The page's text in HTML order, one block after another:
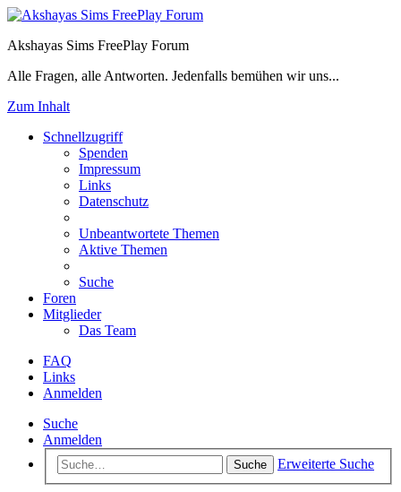
Akshayas Sims FreePlay Forum
Alle Fragen, alle Antworten. Jedenfalls bemühen wir uns...
Zum Inhalt
Schnellzugriff
Spenden
Impressum
Links
Datenschutz
Unbeantwortete Themen
Aktive Themen
Suche
Foren
Mitglieder
Das Team
FAQ
Links
Anmelden
Suche
Anmelden
Suche Erweiterte Suche